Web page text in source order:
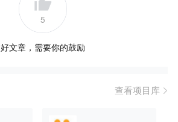
5
好文章，需要你的鼓励
查看项目库